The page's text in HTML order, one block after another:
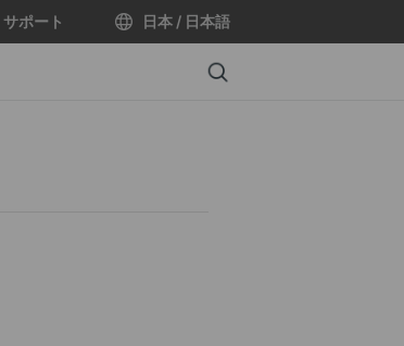
サポート 日本 / 日本語
Search